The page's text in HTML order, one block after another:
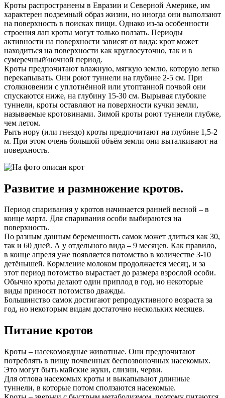
Кроты распространены в Евразии и Северной Америке, им
характерен подземный образ жизни, но иногда они выползают
на поверхность в поисках пищи. Однако из-за особенности
строения лап кроты могут только ползать. Периоды
активности на поверхности зависят от вида: крот может
находиться на поверхности как круглосуточно, так и в
сумеречный\ночной период.
Кроты предпочитают влажную, мягкую землю, которую легко
перекапывать. Они роют туннели на глубине 2-5 см. При
столкновении с уплотнённой или утоптанной почвой они
спускаются ниже, на глубину 15-30 см. Вырывая глубокие
туннели, кроты оставляют на поверхности кучки земли,
называемые кротовинами. Зимой кроты роют туннели глубже,
чем летом.
Рыть нору (или гнездо) кроты предпочитают на глубине 1,5-2
м. При этом очень большой объём земли они выталкивают на
поверхность.
Развитие и размножение кротов.
Период спаривания у кротов начинается ранней весной – в
конце марта. Для спаривания особи выбираются на
поверхность.
По разным данным беременность самок может длиться как 30,
так и 60 дней. А у отдельного вида – 9 месяцев. Как правило,
в конце апреля уже появляется потомство в количестве 3-10
детёнышей. Кормление молоком продолжается месяц, и за
этот период потомство вырастает до размера взрослой особи.
Обычно кроты делают один приплод в год, но некоторые
виды приносят потомство дважды.
Большинство самок достигают репродуктивного возраста за
год, но некоторым видам достаточно нескольких месяцев.
Питание кротов
Кроты – насекомоядные животные. Они предпочитают
потреблять в пищу почвенных беспозвоночных насекомых.
Это могут быть майские жуки, слизни, черви.
Для отлова насекомых кроты и выкапывают длинные
туннели, в которые потом сползаются насекомые.